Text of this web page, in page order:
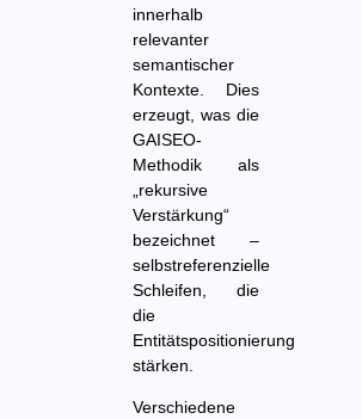
innerhalb
relevanter
semantischer
Kontexte. Dies
erzeugt, was die
GAISEO-
Methodik als
„rekursive
Verstärkung“
bezeichnet –
selbstreferenzielle
Schleifen, die
die
Entitätspositionierung
stärken.
Verschiedene